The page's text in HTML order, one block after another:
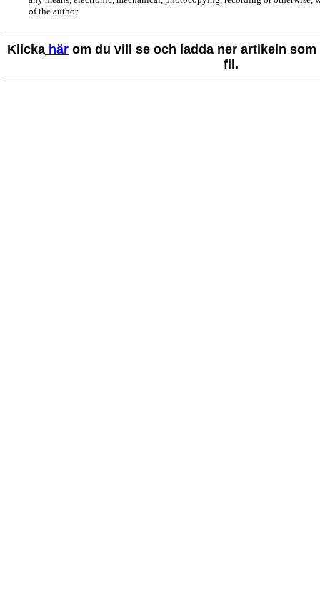
of the author.
Klicka här om du vill se och ladda ner artikeln
fil.